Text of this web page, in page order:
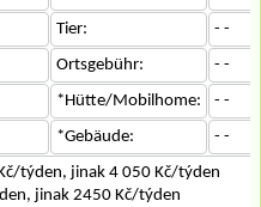
Tier:
- -
Ortsgebühr:
- -
*Hütte/Mobilhome:
- -
*Gebäude:
- -
týden, jinak 4 050 Kč/týden
jinak 2450 Kč/týden